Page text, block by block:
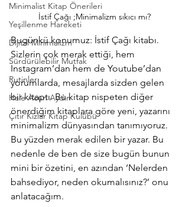
Minimalist Kitap Önerileri
Yeşillenme Hareketi
Dijital Minimalizm
Sürdürülebilir Mutfak
Rutinler
Hale Acun Aydın
Çıtır Kızlar Kitap Kulübü
İstif Çağı ;Minimalizm sıkıcı mı?
Bugünkü konumuz: İstif Çağı kitabı.
Sizlerin çok merak ettiği, hem
Instagram’dan hem de Youtube’dan
yorumlarda, mesajlarda sizden gelen
bir kitaptı. Bu kitap nispeten diğer
önerdiğim kitaplara göre yeni, yazarını
minimalizm dünyasından tanımıyoruz.
Bu yüzden merak edilen bir yazar. Bu
nedenle de ben de size bugün bunun
mini bir özetini, en azından ‘Nelerden
bahsediyor, neden okumalısınız?’ onu
anlatacağım.